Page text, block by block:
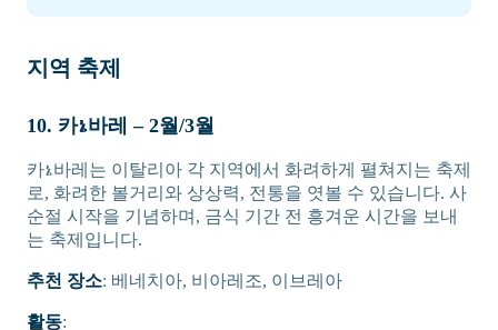
지역 축제
10. 카ኔ바레 – 2월/3월
카ኔ바레는 이탈리아 각 지역에서 화려하게 펼쳐지는 축제
로, 화려한 볼거리와 상상력, 전통을 엿볼 수 있습니다. 사
순절 시작을 기념하며, 금식 기간 전 흥겨운 시간을 보내
는 축제입니다.
추천 장소: 베네치아, 비아레조, 이브레아
활동: